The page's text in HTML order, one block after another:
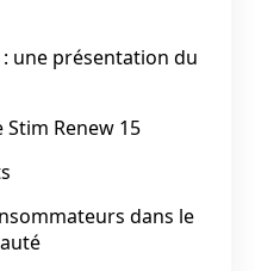
: une présentation du
Renew 15
dans le